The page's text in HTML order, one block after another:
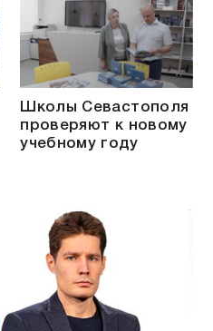
Школы Севастополя
проверяют к новому
учебному году